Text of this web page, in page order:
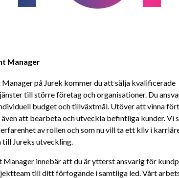
Manager
Manager på Jurek kommer du att sälja kvalificerade
till större företag och organisationer. Du
budget och tillväxtmål. Utöver att vinna
även att bearbeta och utveckla befintliga kunder. Vi
av rollen och som nu vill ta ett kliv i
Jureks utveckling.
Manager innebär att du är ytterst ansvarig för
till ditt förfogande i samtliga led. Vårt